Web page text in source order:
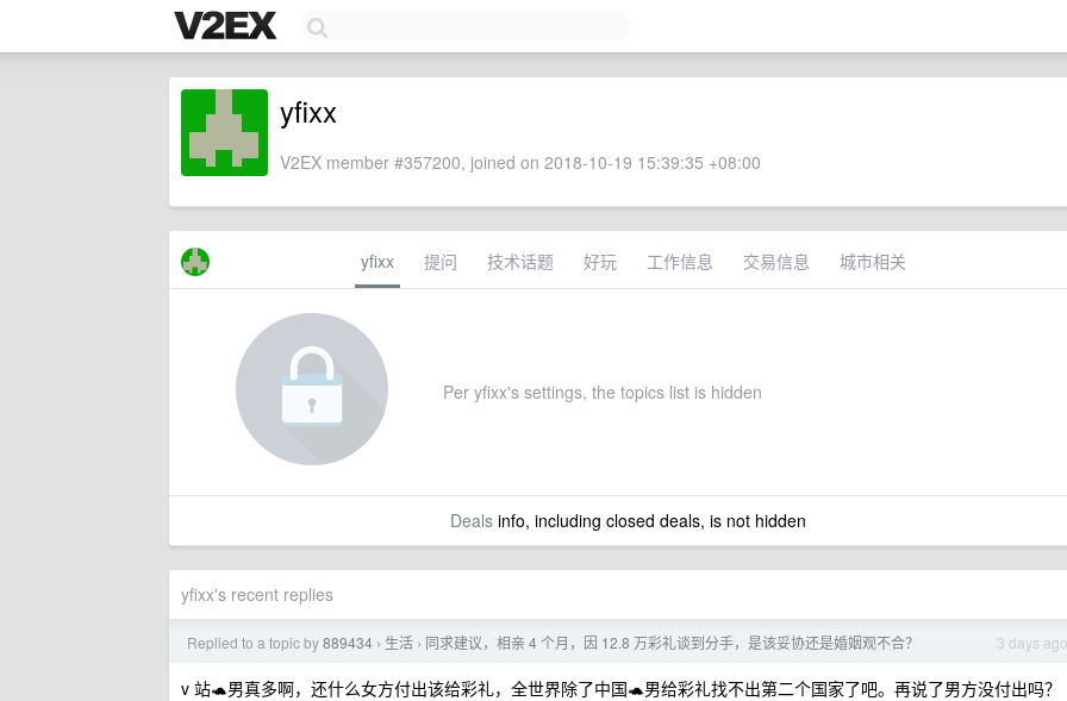
yfixx
V2EX member #357200, joined on 2018-10-19 15:39:35 +08:00
yfixx 提问 技术话题 好玩 工作信息 交易信息 城市相关
Per yfixx's settings, the topics list is hidden
Dealsinfo, including closed deals, is not hidden
yfixx's recent replies
3 days ago
Replied to a topic by889434 › 生活 › 同求建议，相亲 4 个月，因 12.8 万彩礼谈到分手，是该妥协还是婚姻观不合？
v 站🐢男真多啊，还什么女方付出该给彩礼，全世界除了中国🐢男给彩礼找不出第二个国家了吧。再说了男方没付出吗？